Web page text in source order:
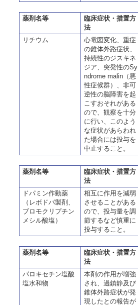
薬剤名等
臨床症状・措置方
法
リチウム
心電図変化、重症
の錐体外路症状、
持続性のジスキネ
ジア、突発性のSy
ndrome malin（悪
性症候群）、非可
逆性の脳障害を起
こすおそれがある
ので、観察を十分
に行い、このよう
な症状があらわれ
た場合には投与を
中止すること。
薬剤名等
臨床症状・措置方
法
ドパミン作動薬
（レボドパ製剤、
ブロモクリプチン
メシル酸塩）
相互に作用を減弱
させることがある
ので、投与量を調
節するなど慎重に
投与すること。
薬剤名等
臨床症状・措置方
法
パロキセチン塩酸
塩水和物
本剤の作用が増強
され、過鎮静及び
錐体外路症状が発
現したとの報告が